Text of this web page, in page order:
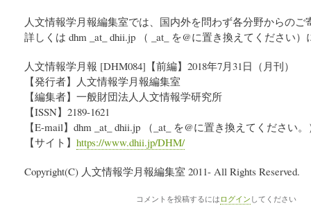
人文情報学月報編集室では、国内外を問わず各分野からの
詳しくは dhm _at_ dhii.jp （ _at_ を@に置き換えてください
人文情報学月報 [DHM084]【前編】2018年7月31日（月刊）
【発行者】人文情報学月報編集室
【編集者】一般財団法人人文情報学研究所
【ISSN】2189-1621
【E-mail】dhm _at_ dhii.jp （_at_ を@に置き換えてください
【サイト】 https://www.dhii.jp/DHM/
Copyright(C) 人文情報学月報編集室 2011- All Rights Reserved.
コメントを投稿するにはログインしてください